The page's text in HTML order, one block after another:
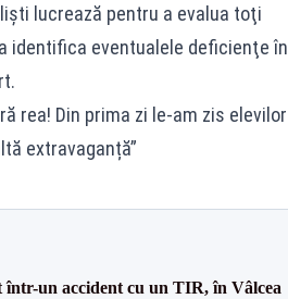
lucrează pentru a evalua toţi
identifica eventualele deficienţe în
rea! Din prima zi le-am zis elevilor
extravaganță”
un accident cu un TIR, în Vâlcea